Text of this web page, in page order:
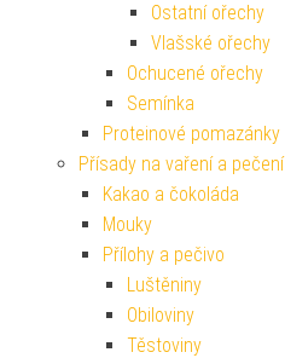
Ostatní ořechy
Vlašské ořechy
Ochucené ořechy
Semínka
Proteinové pomazánky
Přísady na vaření a pečení
Kakao a čokoláda
Mouky
Přílohy a pečivo
Luštěniny
Obiloviny
Těstoviny